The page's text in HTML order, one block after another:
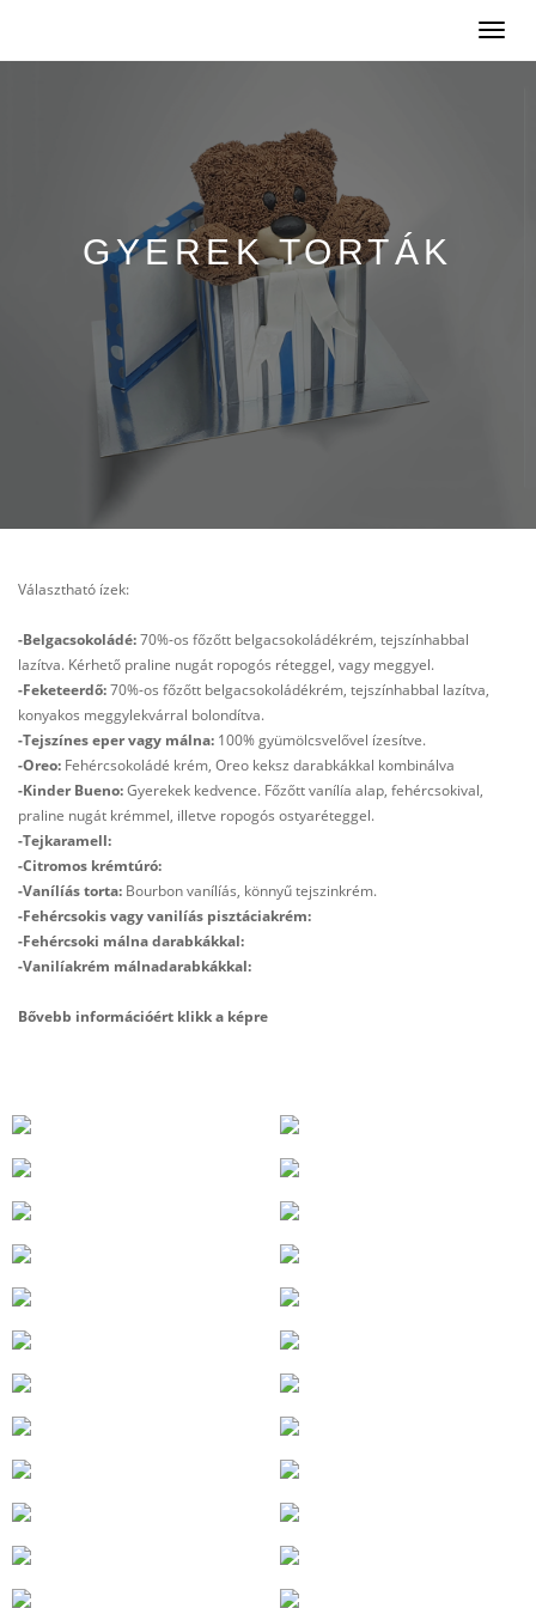
Toggle
GYEREK TORTÁK
Választható ízek:
-Belgacsokoládé:70%-os főzőtt belgacsokoládékrém, tejszínhabbal
lazítva. Kérhető praline nugát ropogós réteggel, vagy meggyel.
-Feketeerdő:70%-os főzőtt belgacsokoládékrém, tejszínhabbal lazítva,
konyakos meggylekvárral bolondítva.
-Tejszínes eper vagy málna: 100% gyümölcsvelővel ízesítve.
-Oreo: Fehércsokoládé krém, Oreo keksz darabkákkal kombinálva
-Kinder Bueno:Gyerekek kedvence. Főzőtt vanílía alap, fehércsokival,
praline nugát krémmel, illetve ropogós ostyaréteggel.
-Tejkaramell:
-Citromos krémtúró:
-Vanílíás torta: Bourbon vanílíás, könnyű tejszinkrém.
-Fehércsokis vagy vanilíás pisztáciakrém:
-Fehércsoki málna darabkákkal:
-Vanilíakrém málnadarabkákkal:
Bővebb információért klikk a képre